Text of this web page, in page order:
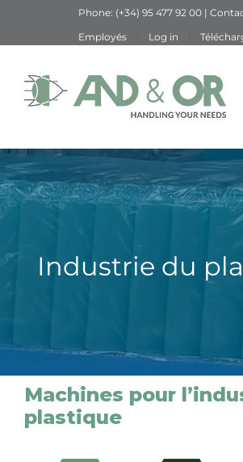
Phone: (+34) 95 477 92 00 |
Employés
Log in
Industrie du
Machines pour
plastique